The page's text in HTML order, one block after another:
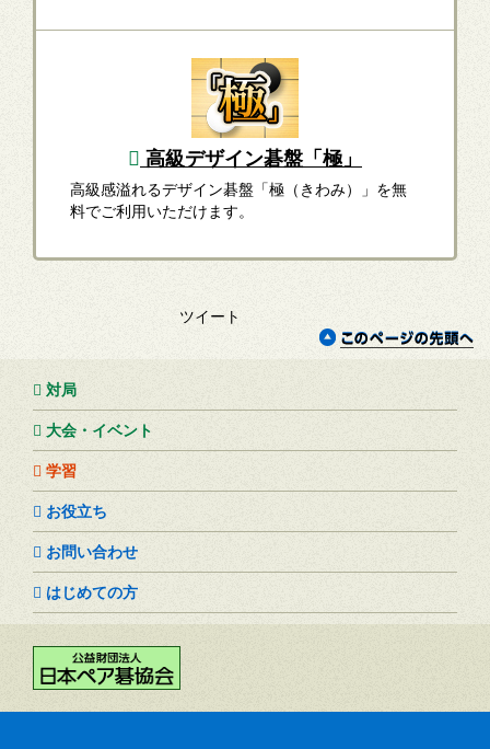
高級デザイン碁盤「極」
高級感溢れるデザイン碁盤「極（きわみ）」を無
料でご利用いただけます。
ツイート
対局
大会・イベント
学習
お役立ち
お問い合わせ
はじめての方